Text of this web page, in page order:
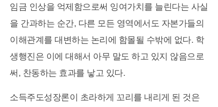
임금 인상을 억제함으로써 잉여가치를 늘린다는 사실
을 간과하는 순간, 다른 모든 영역에서도 자본가들의
이해관계를 대변하는 논리에 함몰될 수밖에 없다. 학
생행진은 이에 대해서 아무 말도 하고 있지 않음으로
써, 찬동하는 효과를 낳고 있다.
소득주도성장론이 초라하게 꼬리를 내리게 된 것은